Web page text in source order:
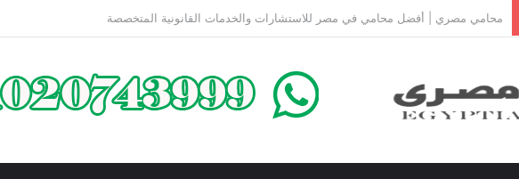
دعوى تعيين قيم على المحكوم عليه بعقوبة سالبة للحرية | الشروط والصيغة القانونية